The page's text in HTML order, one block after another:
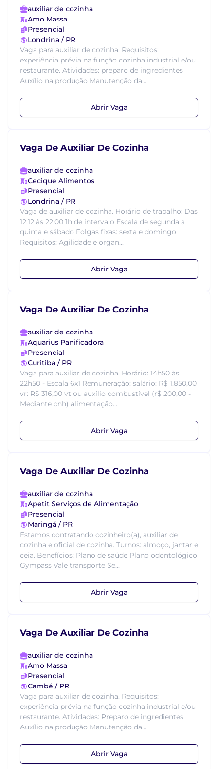
auxiliar de cozinha
Amo Massa
Presencial
Londrina / PR
Vaga para auxiliar de cozinha. Requisitos:
experiência prévia na função cozinha industrial e/ou
restaurante. Atividades: preparo de ingredientes
Auxílio na produção Manutenção da...
Abrir Vaga
Vaga De Auxiliar De Cozinha
auxiliar de cozinha
Cecique Alimentos
Presencial
Londrina / PR
Vaga de auxiliar de cozinha. Horário de trabalho: Das
12:12 às 22:00 1h de intervalo Escala de segunda a
quinta e sábado Folgas fixas: sexta e domingo
Requisitos: Agilidade e organ...
Abrir Vaga
Vaga De Auxiliar De Cozinha
auxiliar de cozinha
Aquarius Panificadora
Presencial
Curitiba / PR
Vaga para auxiliar de cozinha. Horário: 14h50 às
22h50 - Escala 6x1 Remuneração: salário: R$ 1.850,00
vr: R$ 316,00 vt ou auxílio combustível (r$ 200,00 -
Mediante cnh) alimentação...
Abrir Vaga
Vaga De Auxiliar De Cozinha
auxiliar de cozinha
Apetit Serviços de Alimentação
Presencial
Maringá / PR
Estamos contratando cozinheiro(a), auxiliar de
cozinha e oficial de cozinha. Turnos: almoço, jantar e
ceia. Benefícios: Plano de saúde Plano odontológico
Gympass Vale transporte Se...
Abrir Vaga
Vaga De Auxiliar De Cozinha
auxiliar de cozinha
Amo Massa
Presencial
Cambé / PR
Vaga para auxiliar de cozinha. Requisitos:
experiência prévia na função cozinha industrial e/ou
restaurante. Atividades: Preparo de ingredientes
Auxílio na produção Manutenção da...
Abrir Vaga